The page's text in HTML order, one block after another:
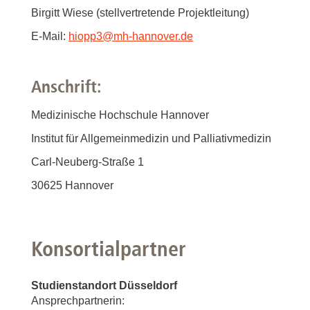
Birgitt Wiese (stellvertretende Projektleitung)
E-Mail: hiopp3@mh-hannover.de
Anschrift:
Medizinische Hochschule Hannover
Institut für Allgemeinmedizin und Palliativmedizin
Carl-Neuberg-Straße 1
30625 Hannover
Konsortialpartner
Studienstandort Düsseldorf
Ansprechpartnerin: